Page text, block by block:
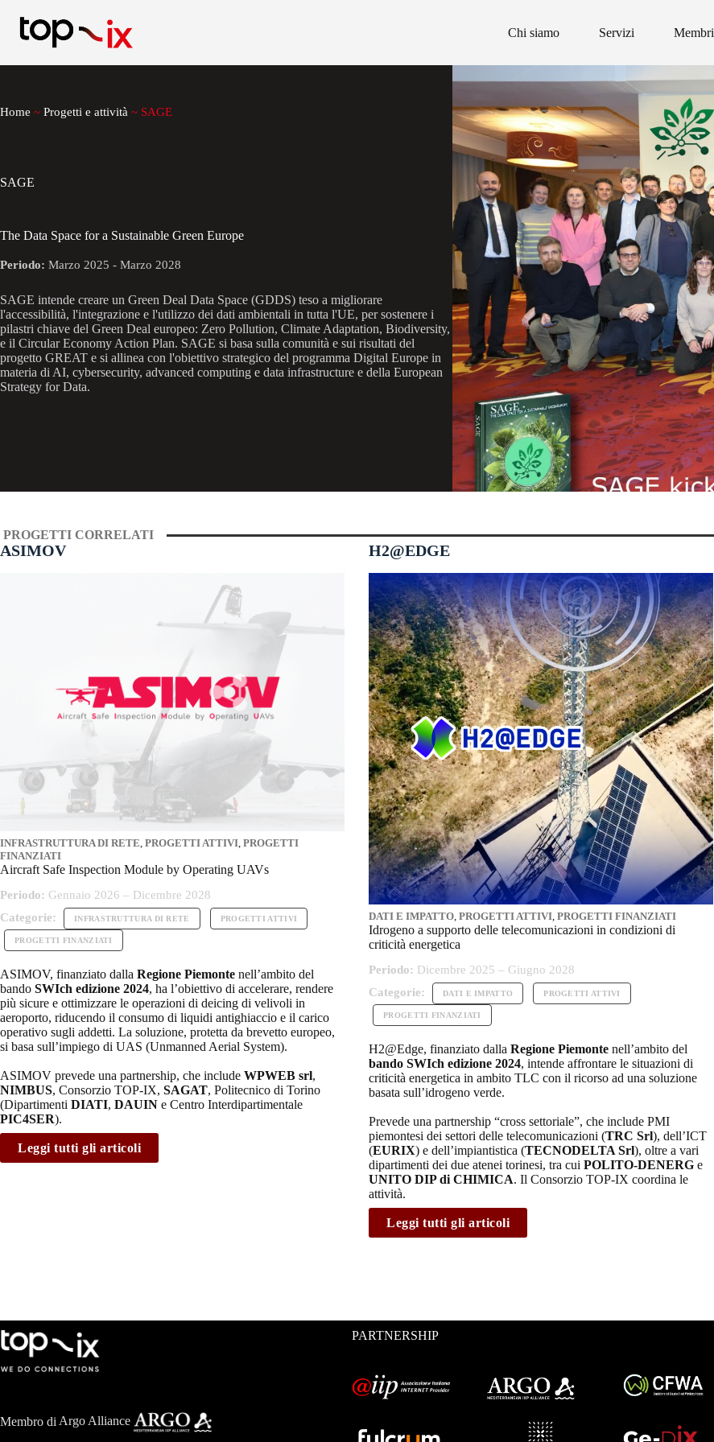
contenuto
Chi siamo Servizi Membri
Home ~ Progetti e attività ~ SAGE
SAGE
The Data Space for a Sustainable Green Europe
Periodo: Marzo 2025 - Marzo 2028
SAGE intende creare un Green Deal Data Space (GDDS) teso a migliorare
l'accessibilità, l'integrazione e l'utilizzo dei dati ambientali in tutta l'UE, per sostenere i
pilastri chiave del Green Deal europeo: Zero Pollution, Climate Adaptation, Biodiversity,
e il Circular Economy Action Plan. SAGE si basa sulla comunità e sui risultati del
progetto GREAT e si allinea con l'obiettivo strategico del programma Digital Europe in
materia di AI, cybersecurity, advanced computing e data infrastructure e della European
Strategy for Data.
PROGETTI CORRELATI
ASIMOV
INFRASTRUTTURA DI RETE, PROGETTI ATTIVI, PROGETTI
FINANZIATI
Aircraft Safe Inspection Module by Operating UAVs
Periodo: Gennaio 2026 – Dicembre 2028
Categorie:
INFRASTRUTTURA DI RETE PROGETTI ATTIVI
PROGETTI FINANZIATI
ASIMOV, finanziato dalla Regione Piemonte nell’ambito del
bando SWIch edizione 2024, ha l’obiettivo di accelerare, rendere
più sicure e ottimizzare le operazioni di deicing di velivoli in
aeroporto, riducendo il consumo di liquidi antighiaccio e il carico
operativo sugli addetti. La soluzione, protetta da brevetto europeo,
si basa sull’impiego di UAS (Unmanned Aerial System).
ASIMOV prevede una partnership, che include WPWEB srl,
NIMBUS, Consorzio TOP-IX, SAGAT, Politecnico di Torino
(Dipartimenti DIATI, DAUIN e Centro Interdipartimentale
PIC4SER).
Leggi tutti gli articoli
H2@EDGE
DATI E IMPATTO PROGETTI ATTIVI PROGETTI FINANZIATI
Idrogeno a supporto delle telecomunicazioni in condizioni di
criticità energetica
Periodo: Dicembre 2025 – Giugno 2028
Categorie:
DATI E IMPATTO PROGETTI ATTIVI
PROGETTI FINANZIATI
H2@Edge, finanziato dalla Regione Piemonte nell’ambito del
bando SWIch edizione 2024, intende affrontare le situazioni di
criticità energetica in ambito TLC con il ricorso ad una soluzione
basata sull’idrogeno verde.
Prevede una partnership “cross settoriale”, che include PMI
piemontesi dei settori delle telecomunicazioni (TRC Srl), dell’ICT
(EURIX) e dell’impiantistica (TECNODELTA Srl), oltre a vari
dipartimenti dei due atenei torinesi, tra cui POLITO-DENERG e
UNITO DIP di CHIMICA. Il Consorzio TOP-IX coordina le
attività.
Leggi tutti gli articoli
Membro di Argo Alliance
PARTNERSHIP